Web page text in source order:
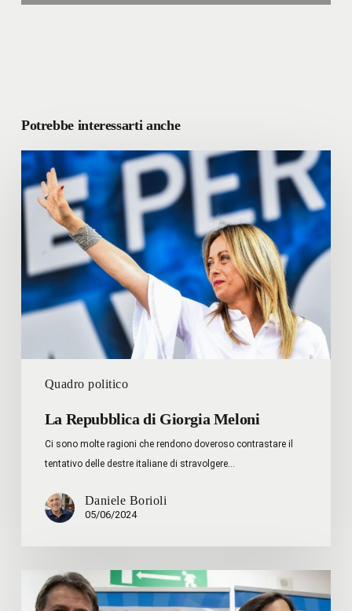
Potrebbe interessarti anche
Quadro politico
La
Repubblica
di
Giorgia
Meloni
La Repubblica di Giorgia Meloni
Ci sono molte ragioni che rendono doveroso contrastare il
tentativo delle destre italiane di stravolgere…
Daniele Borioli
05/06/2024